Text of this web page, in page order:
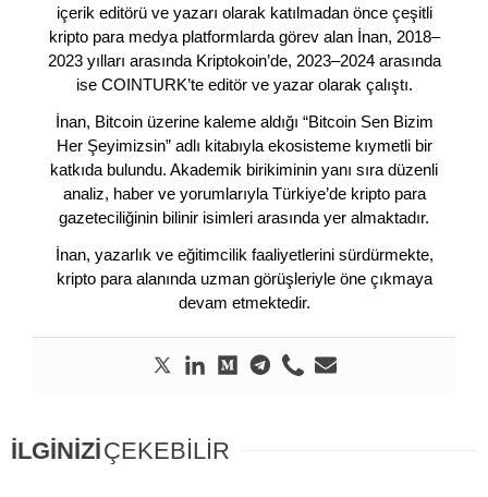
içerik editörü ve yazarı olarak katılmadan önce çeşitli
kripto para medya platformlarda görev alan İnan, 2018–
2023 yılları arasında Kriptokoin’de, 2023–2024 arasında
ise COINTURK’te editör ve yazar olarak çalıştı.
İnan, Bitcoin üzerine kaleme aldığı “Bitcoin Sen Bizim
Her Şeyimizsin” adlı kitabıyla ekosisteme kıymetli bir
katkıda bulundu. Akademik birikiminin yanı sıra düzenli
analiz, haber ve yorumlarıyla Türkiye’de kripto para
gazeteciliğinin bilinir isimleri arasında yer almaktadır.
İnan, yazarlık ve eğitimcilik faaliyetlerini sürdürmekte,
kripto para alanında uzman görüşleriyle öne çıkmaya
devam etmektedir.
İLGİNİZİÇEKEBİLİR